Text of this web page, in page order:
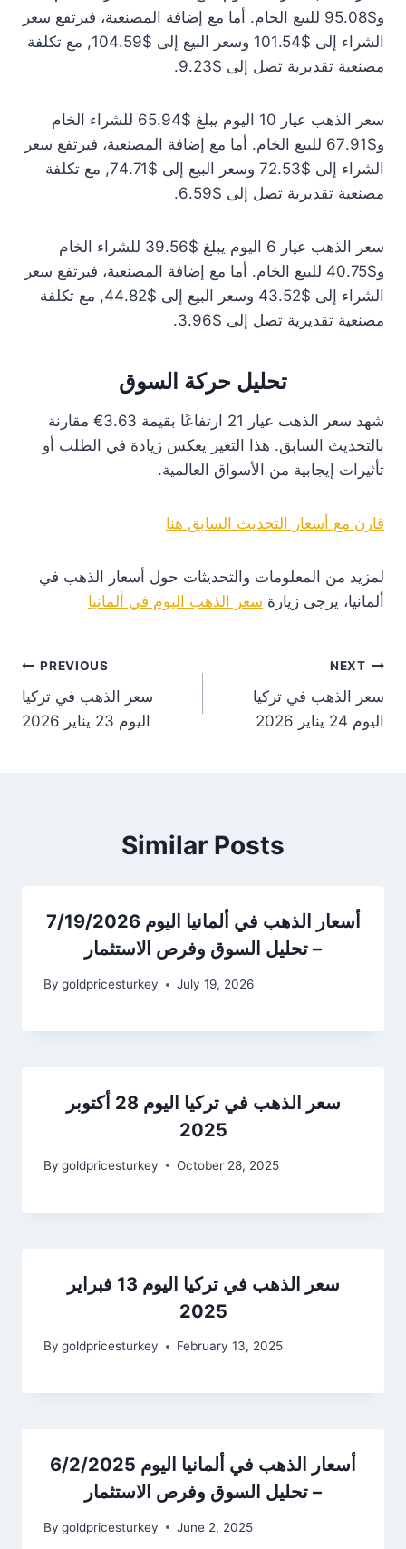
و$95.08 للبيع الخام. أما مع إضافة المصنعية، فيرتفع سعر
الشراء إلى $101.54 وسعر البيع إلى $104.59, مع تكلفة
مصنعية تقديرية تصل إلى $9.23.
سعر الذهب عيار 10 اليوم يبلغ $65.94 للشراء الخام
و$67.91 للبيع الخام. أما مع إضافة المصنعية، فيرتفع سعر
الشراء إلى $72.53 وسعر البيع إلى $74.71, مع تكلفة
مصنعية تقديرية تصل إلى $6.59.
سعر الذهب عيار 6 اليوم يبلغ $39.56 للشراء الخام
و$40.75 للبيع الخام. أما مع إضافة المصنعية، فيرتفع سعر
الشراء إلى $43.52 وسعر البيع إلى $44.82, مع تكلفة
مصنعية تقديرية تصل إلى $3.96.
تحليل حركة السوق
شهد سعر الذهب عيار 21 ارتفاعًا بقيمة 3.63€ مقارنة
بالتحديث السابق. هذا التغير يعكس زيادة في الطلب أو
تأثيرات إيجابية من الأسواق العالمية.
قارن مع أسعار التحديث السابق هنا
لمزيد من المعلومات والتحديثات حول أسعار الذهب في
ألمانيا، يرجى زيارة سعر الذهب اليوم في ألمانيا
PREVIOUS
سعر الذهب في تركيا
اليوم 23 يناير 2026
NEXT
سعر الذهب في تركيا
اليوم 24 يناير 2026
Similar Posts
أسعار الذهب في ألمانيا اليوم 7/19/2026
– تحليل السوق وفرص الاستثمار
By goldpricesturkey July 19, 2026
سعر الذهب في تركيا اليوم 28 أكتوبر
2025
By goldpricesturkey October 28, 2025
سعر الذهب في تركيا اليوم 13 فبراير
2025
By goldpricesturkey February 13, 2025
أسعار الذهب في ألمانيا اليوم 6/2/2025
– تحليل السوق وفرص الاستثمار
By goldpricesturkey June 2, 2025